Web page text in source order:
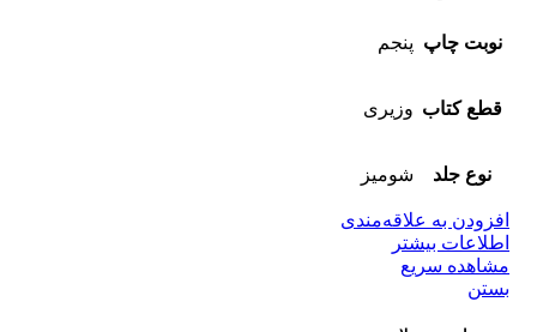
بستن
نوبت چاپ پنجم
قطع کتاب وزیری
نوع جلد شومیز
افزودن به علاقه‌مندی
اطلاعات بیشتر
مشاهده سریع